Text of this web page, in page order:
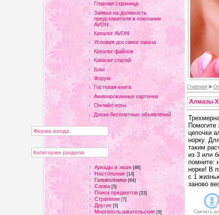
Главная страница
Заявка на должность
представителя в компании
AVON .
Каталог AVON
Условия доставки заказа
Каталог файлов
Каталог статей
Блог
Форум
Гостевая книга
Анимированные картинки
Онлайн игры
Доска бесплатных объявлений
Форма входа
Категории раздела
Аркады и экшн [86]
Настольные [14]
Головоломки [64]
Слова [5]
Поиск предметов [23]
Стратегии [7]
Другие [5]
Многопользовательские [9]
Главная»
Алмазы
Помогите
цепочки
норку.
таким
из 3 или
помните:
норке! В
с 1
заново
Скачать